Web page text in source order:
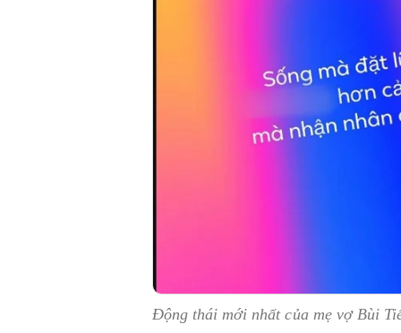
Động thái mới nhất của mẹ vợ Bùi